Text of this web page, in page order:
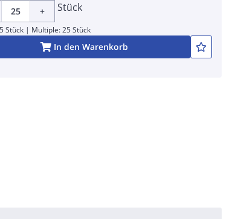
+ Stück
Stück | Multiple: 25 Stück
In den Warenkorb